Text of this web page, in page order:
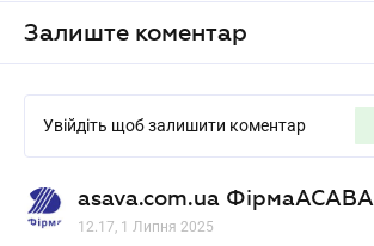
Залиште коментар
Увійдіть щоб залишити коментар
asava.com.ua ФірмаАСАВА
12.17, 1 Липня 2025